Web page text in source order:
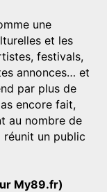
une
et les
festivals,
annonces… et
par plus de
encore fait,
au nombre de
un public
My89.fr)